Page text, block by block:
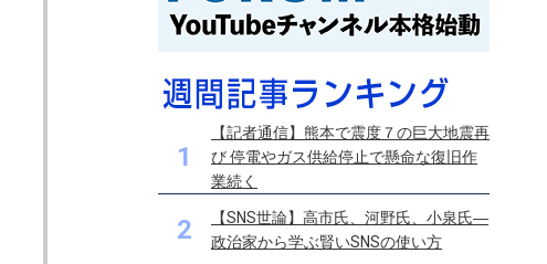
1
【記者通信】熊本で震度７の巨大地震再
び 停電やガス供給停止で懸命な復旧作
業続く
2
【SNS世論】高市氏、河野氏、小泉氏―
政治家から学ぶ賢いSNSの使い方